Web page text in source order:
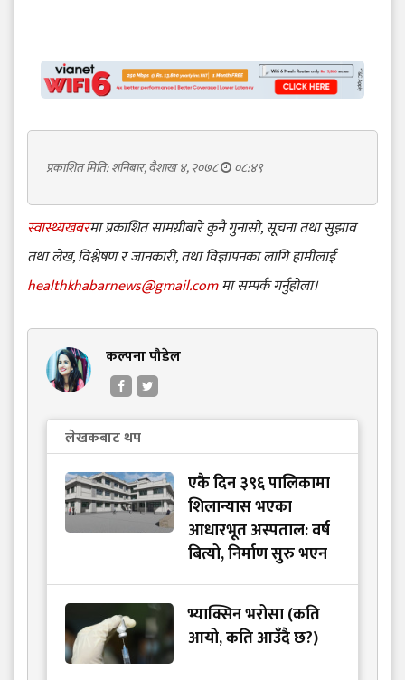
प्रकाशित मिति: शनिबार, वैशाख ४, २०७८ ०८:४९
स्वास्थ्यखबरमा प्रकाशित सामग्रीबारे कुनै गुनासो, सूचना तथा सुझाव
तथा लेख, विश्लेषण र जानकारी, तथा विज्ञापनका लागि हामीलाई
healthkhabarnews@gmail.comमा सम्पर्क गर्नुहोला।
कल्पना पौडेल
लेखकबाट थप
एकै दिन ३९६ पालिकामा
शिलान्यास भएका
आधारभूत अस्पताल: वर्ष
बित्यो, निर्माण सुरु भएन
भ्याक्सिन भरोसा (कति
आयो, कति आउँदै छ?)